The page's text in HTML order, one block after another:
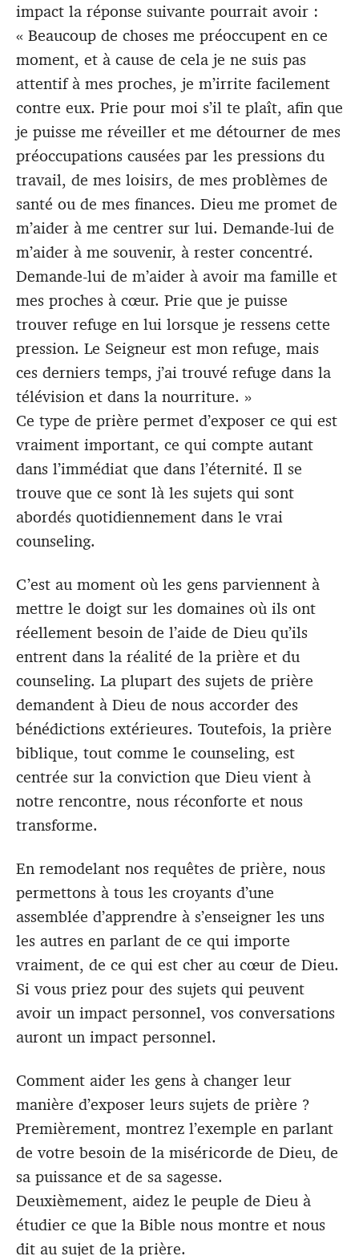
impact la réponse suivante pourrait avoir :
« Beaucoup de choses me préoccupent en ce
moment, et à cause de cela je ne suis pas
attentif à mes proches, je m’irrite facilement
contre eux. Prie pour moi s’il te plaît, afin que
je puisse me réveiller et me détourner de mes
préoccupations causées par les pressions du
travail, de mes loisirs, de mes problèmes de
santé ou de mes finances. Dieu me promet de
m’aider à me centrer sur lui. Demande-lui de
m’aider à me souvenir, à rester concentré.
Demande-lui de m’aider à avoir ma famille et
mes proches à cœur. Prie que je puisse
trouver refuge en lui lorsque je ressens cette
pression. Le Seigneur est mon refuge, mais
ces derniers temps, j’ai trouvé refuge dans la
télévision et dans la nourriture. »
Ce type de prière permet d’exposer ce qui est
vraiment important, ce qui compte autant
dans l’immédiat que dans l’éternité. Il se
trouve que ce sont là les sujets qui sont
abordés quotidiennement dans le vrai
counseling.
C’est au moment où les gens parviennent à
mettre le doigt sur les domaines où ils ont
réellement besoin de l’aide de Dieu qu’ils
entrent dans la réalité de la prière et du
counseling. La plupart des sujets de prière
demandent à Dieu de nous accorder des
bénédictions extérieures. Toutefois, la prière
biblique, tout comme le counseling, est
centrée sur la conviction que Dieu vient à
notre rencontre, nous réconforte et nous
transforme.
En remodelant nos requêtes de prière, nous
permettons à tous les croyants d’une
assemblée d’apprendre à s’enseigner les uns
les autres en parlant de ce qui importe
vraiment, de ce qui est cher au cœur de Dieu.
Si vous priez pour des sujets qui peuvent
avoir un impact personnel, vos conversations
auront un impact personnel.
Comment aider les gens à changer leur
manière d’exposer leurs sujets de prière ?
Premièrement, montrez l’exemple en parlant
de votre besoin de la miséricorde de Dieu, de
sa puissance et de sa sagesse.
Deuxièmement, aidez le peuple de Dieu à
étudier ce que la Bible nous montre et nous
dit au sujet de la prière.